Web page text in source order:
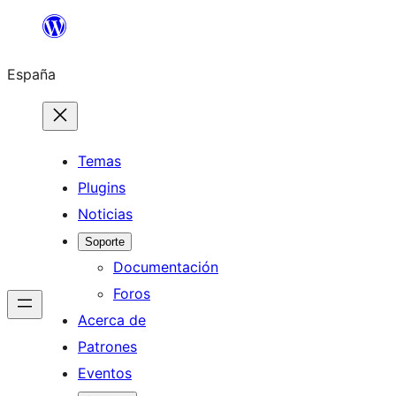
Saltar
contenido
España
Temas
Plugins
Noticias
Soporte
Documentación
Foros
Acerca de
Patrones
Eventos